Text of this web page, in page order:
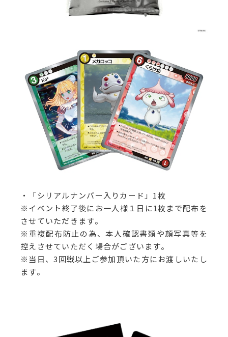
・「シリアルナンバー入りカード」1枚
※イベント終了後にお一人様１日に1枚まで配布を
させていただきます。
※重複配布防止の為、本人確認書類や顔写真等を
控えさせていただく場合がございます。
※当日、3回戦以上ご参加頂いた方にお渡しいたし
ます。